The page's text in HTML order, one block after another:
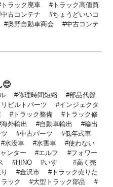
トラック廃車
トラック高価買
古コンテナ
ちょうどいいコ
奥野自動車商会
中古コンテ
😊
修理時間短縮
部品代節
ビルトパーツ
インジェクタ
トラック整備
トラック修
海外輸出 自動車輸出
輸出
中古パーツ
低年式車
水没車 水害車
使わない
ンター エルフ
フォワー
HINO いすゞ
高く売
金沢市
トラック売りた
ック
大型トラック部品